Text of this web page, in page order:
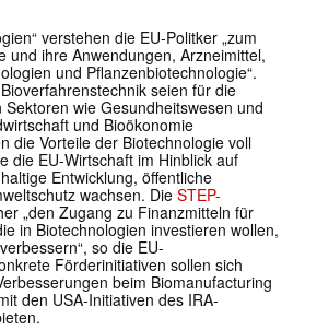
verstehen die EU-Politker „zum
und ihre Anwendungen, Arzneimittel,
und Pflanzenbiotechnologie“.
seien für die
wie Gesundheitswesen und
und Bioökonomie
die Vorteile der Biotechnologie voll
die EU-Wirtschaft im Hinblick auf
Entwicklung, öffentliche
wachsen. Die STEP-
„den Zugang zu Finanzmitteln für
in Biotechnologien investieren wollen,
so die EU-
Förderinitiativen sollen sich
beim Biomanufacturing
den USA-Initiativen des IRA-